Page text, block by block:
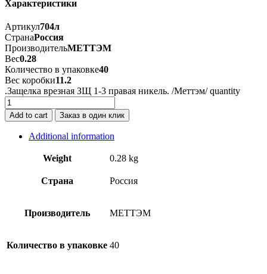
Характеристики
Артикул704л
СтранаРоссия
ПроизводительМЕТТЭМ
Вес0.28
Количество в упаковке40
Вес коробки11.2
.Защелка врезная ЗЩ 1-3 правая никель. /Меттэм/ quantity
Add to cart Заказ в один клик
Additional information
Weight 0.28 kg
Страна Россия
Производитель МЕТТЭМ
Количество в упаковке 40